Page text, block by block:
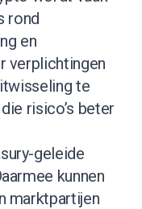
rond
en
verplichtingen
te
risico’s beter
geleide
kunnen
marktpartijen